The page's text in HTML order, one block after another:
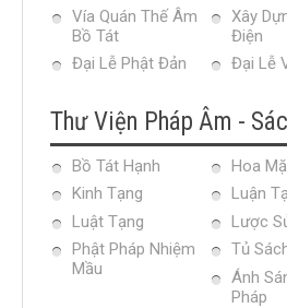
Vía Quán Thế Âm
Bồ Tát
Xây
Điện
Đại Lễ Phật Đản
Đại Lễ
Thư Viện Pháp Âm -
Bồ Tát Hạnh
Hoa
Kinh Tạng
Luận
Luật Tạng
Lược
Phật Pháp Nhiệm
Mầu
Tủ
Ánh
Pháp